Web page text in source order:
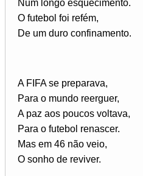
Num longo esquecimento.
O futebol foi refém,
De um duro confinamento.
A FIFA se preparava,
Para o mundo reerguer,
A paz aos poucos voltava,
Para o futebol renascer.
Mas em 46 não veio,
O sonho de reviver.